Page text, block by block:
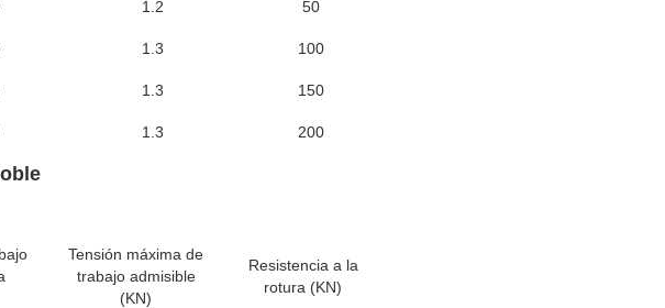
1.2 50
1.3 100
1.3 150
1.3 200
Tensión máxima de
trabajo admisible
(KN)
Resistencia a la
rotura (KN)